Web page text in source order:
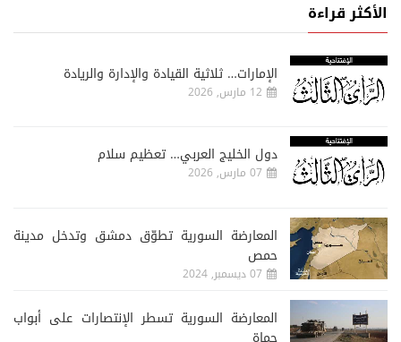
الأكثر قراءة
الإمارات… ثلاثية القيادة والإدارة والريادة
12 مارس, 2026
دول الخليج العربي… تعظيم سلام
07 مارس, 2026
المعارضة السورية تطوّق دمشق وتدخل مدينة
حمص
07 ديسمبر, 2024
المعارضة السورية تسطر الإنتصارات على أبواب